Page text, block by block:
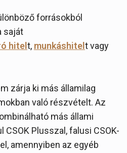
forrásokból
saját
hitel t, munkáshitel t vagy
zárja ki más államilag
való részvételt. Az
más állami
CSOK Plusszal, falusi CSOK-
amennyiben az egyéb